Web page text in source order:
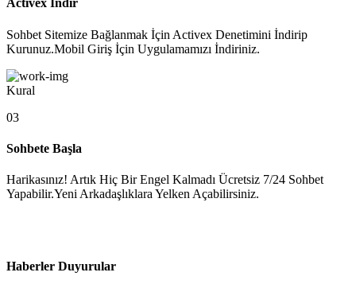
Activex İndir
Sohbet Sitemize Bağlanmak İçin Activex Denetimini İndirip
Kurunuz.Mobil Giriş İçin Uygulamamızı İndiriniz.
Kural
03
Sohbete Başla
Harikasınız! Artık Hiç Bir Engel Kalmadı Ücretsiz 7/24 Sohbet
Yapabilir.Yeni Arkadaşlıklara Yelken Açabilirsiniz.
Haberler Duyurular